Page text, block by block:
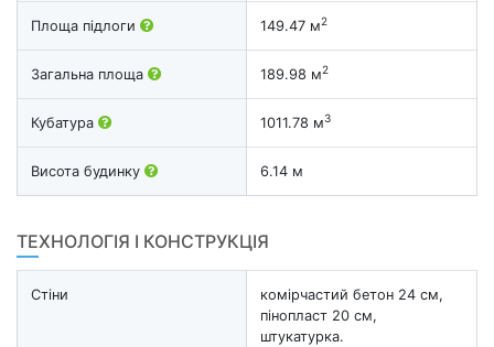
Площа підлоги 149.47 м2
Загальна площа 189.98 м2
Кубатура 1011.78 м3
Висота будинку 6.14 м
ТЕХНОЛОГІЯ І КОНСТРУКЦІЯ
Стіни
комірчастий бетон 24 см,
пінопласт 20 см,
штукатурка.